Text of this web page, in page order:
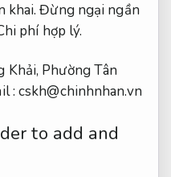
khai. Đừng ngại ngần
phí hợp lý.
Khải, Phường Tân
:cskh@chinhnhan.vn
to add and